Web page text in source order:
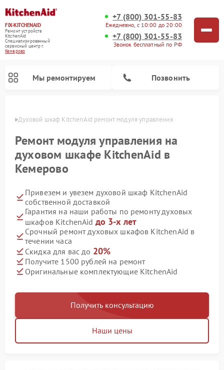
FIX-KITCHENAID
Ремонт устройств
KitchenAid
Специализированный
cервисный центр г.
Кемерово
+7 (800) 301-55-83
Ежедневно, с 10:00 до 20:00
+7 (800) 301-55-83
Звонок бесплатный по РФ
Мы ремонтируем Позвонить
Духовой шкаф KitchenAid ремонт модуля управления
Ремонт модуля управления на
духовом шкафе KitchenAid в
Кемерово
Привезем и увезем духовой шкаф KitchenAid
собственной доставкой
Гарантия на наши работы по ремонту духовых
шкафов KitchenAid до 3-х лет
Срочный ремонт духовых шкафов KitchenAid в
течении часа
Скидка для вас до 20%
Получите 1500 рублей на ремонт
Оригинальные комплектующие KitchenAid
Получить консультацию
Наши цены